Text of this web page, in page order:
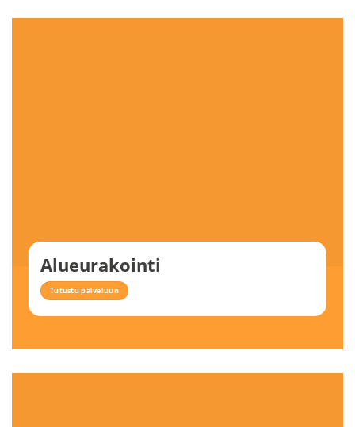
Alueurakointi
Tutustu palveluun